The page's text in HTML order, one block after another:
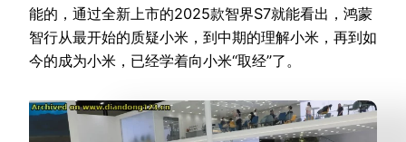
能的，通过全新上市的2025款智界S7就能看出，鸿蒙
智行从最开始的质疑小米，到中期的理解小米，再到如
今的成为小米，已经学着向小米“取经”了。